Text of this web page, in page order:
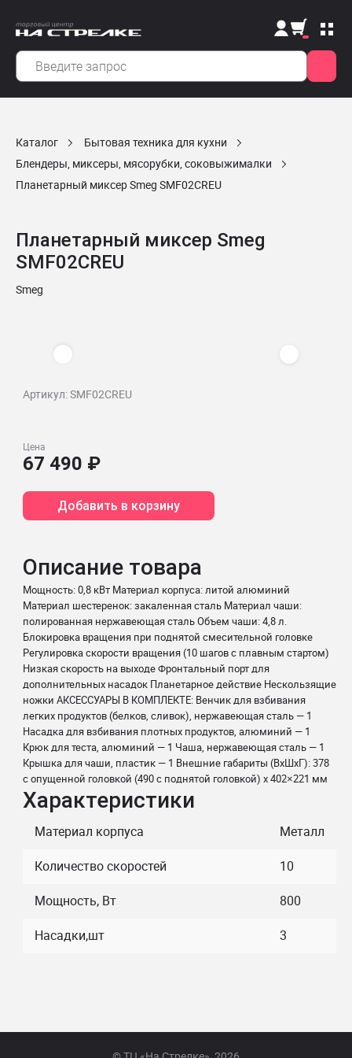
Каталог
Бытовая техника для кухни
Блендеры, миксеры, мясорубки, соковыжималки
Планетарный миксер Smeg SMF02CREU
Планетарный миксер Smeg
SMF02CREU
Smeg
Артикул: SMF02CREU
Цена
67 490 ₽
Добавить в корзину
Описание товара
Мощность: 0,8 кВт Материал корпуса: литой алюминий
Материал шестеренок: закаленная сталь Материал чаши:
полированная нержавеющая сталь Объем чаши: 4,8 л.
Блокировка вращения при поднятой смесительной головке
Регулировка скорости вращения (10 шагов с плавным стартом)
Низкая скорость на выходе Фронтальный порт для
дополнительных насадок Планетарное действие Нескользящие
ножки АКСЕССУАРЫ В КОМПЛЕКТЕ: Венчик для взбивания
легких продуктов (белков, сливок), нержавеющая сталь — 1
Насадка для взбивания плотных продуктов, алюминий — 1
Крюк для теста, алюминий — 1 Чаша, нержавеющая сталь — 1
Крышка для чаши, пластик — 1 Внешние габариты (ВхШхГ): 378
с опущенной головкой (490 с поднятой головкой) х 402×221 мм
Характеристики
Материал корпуса
Металл
Количество скоростей
10
Мощность, Вт
800
Насадки,шт
3